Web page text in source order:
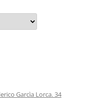
Garcìa Lorca. 34